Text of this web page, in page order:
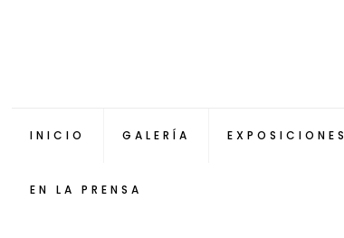
INICIO GALERÍA EXPOSICIONES
EN LA PRENSA